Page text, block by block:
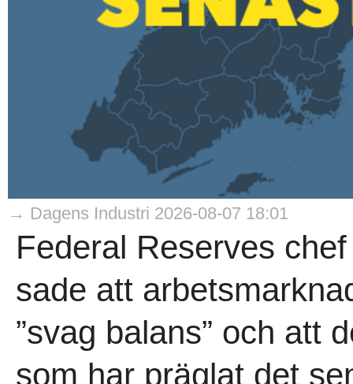
→ Dagens Industri 2026-08-07 18:01
Federal Reserves
sade att
”svag balans” och att
som har präglat det